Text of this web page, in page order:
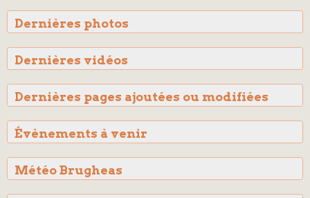
Dernières photos
Dernières vidéos
Dernières pages ajoutées ou modifiées
Évènements à venir
Météo Brugheas